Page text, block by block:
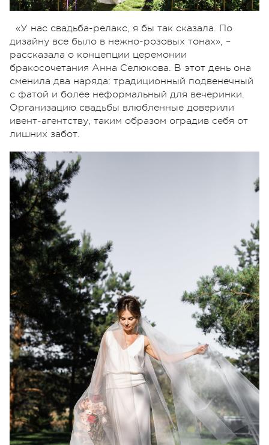
«У нас свадьба-релакс, я бы так сказала. По
дизайну все было в нежно-розовых тонах», –
рассказала о концепции церемонии
бракосочетания Анна Селюкова. В этот день она
сменила два наряда: традиционный подвенечный
с фатой и более неформальный для вечеринки.
Организацию свадьбы влюбленные доверили
ивент-агентству, таким образом оградив себя от
лишних забот.